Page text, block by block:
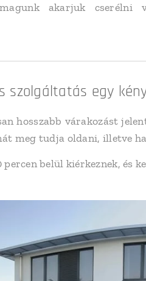
akarjuk cserélni
szolgáltatás egy
hosszabb várakozást
meg tudja oldani, illetve
belül kiérkeznek, és